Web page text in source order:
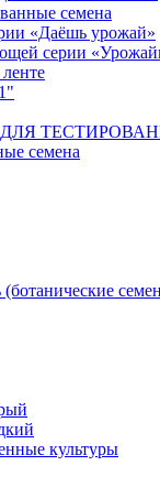
семена
«Даёшь урожай»
серии
семена
культуры